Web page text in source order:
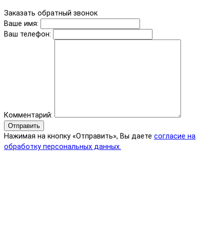
Заказать обратный звонок
Ваше имя:
Ваш телефон:
Комментарий:
Отправить
Нажимая на кнопку «Отправить», Вы даете согласие на
обработку персональных данных.